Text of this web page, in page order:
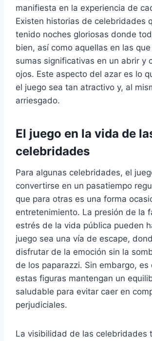
manifiesta en la experiencia de
Existen historias de celebridades
tenido noches gloriosas donde
bien, así como aquellas en las
sumas significativas en un abrir y
ojos. Este aspecto del azar es lo
el juego sea tan atractivo y, al
arriesgado.
El juego en la vida de
celebridades
Para algunas celebridades, el
convertirse en un pasatiempo
que para otras es una forma
entretenimiento. La presión de la
estrés de la vida pública pueden
juego sea una vía de escape,
disfrutar de la emoción sin la
de los paparazzi. Sin embargo, es
estas figuras mantengan un
saludable para evitar caer en
perjudiciales.
La visibilidad de las celebridades